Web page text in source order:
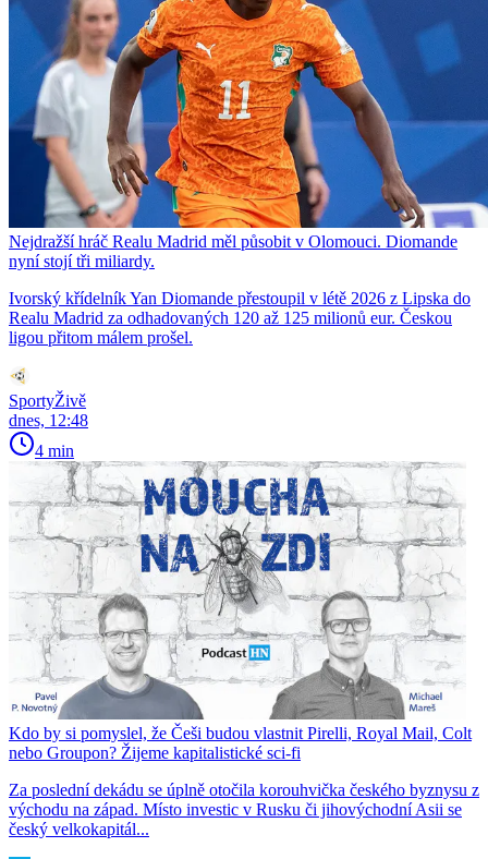
Nejdražší hráč Realu Madrid měl působit v Olomouci. Diomande
nyní stojí tři miliardy.
Ivorský křídelník Yan Diomande přestoupil v létě 2026 z Lipska do
Realu Madrid za odhadovaných 120 až 125 milionů eur. Českou
ligou přitom málem prošel.
SportyŽivě
dnes, 12:48
4 min
Kdo by si pomyslel, že Češi budou vlastnit Pirelli, Royal Mail, Colt
nebo Groupon? Žijeme kapitalistické sci-fi
Za poslední dekádu se úplně otočila korouhvička českého byznysu z
východu na západ. Místo investic v Rusku či jihovýchodní Asii se
český velkokapitál...